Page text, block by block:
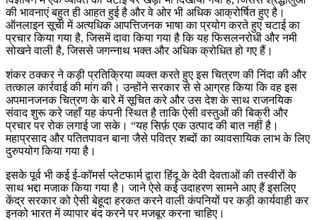
की भावनाएं बहुत ही आहत हुई है और वे ओर भी अधिक आक्रोर्षित हुए है।
ऑनलाइन सूची में अत्यधिक आपत्तिजनक भाषा का प्रयोग करते हुए चटाई का
प्रचार किया गया है, जिसमें दावा किया गया है कि यह फिसलनरोधी और नमी
सोखने वाली है, जिससे जगन्नाथ भक्त और अधिक क्रोधित हो गए हैं।
शंकर ठक्कर ने कड़ी प्रतिक्रिया व्यक्त करते हुए इस चित्रण की निंदा की और
तत्काल कार्रवाई की मांग की। उन्होंने सरकार से से आग्रह किया कि वह इस
अपमानजनक चित्रण के बारे में सूचित करे और उस देश के साथ राजनयिक
संवाद शुरू करे जहाँ यह कंपनी स्थित है ताकि ऐसी वस्तुओं की बिक्री और
प्रचार पर रोक लगाई जा सके। “यह सिर्फ़ एक उत्पाद की बात नहीं है।
महाप्रसाद और पतितपावन बाना जैसे पवित्र शब्दों का व्यावसायिक लाभ के लिए
दुरुपयोग किया गया है।
इसके पूर्व भी कई ई-कॉमर्स प्लेटफार्म द्वारा हिंदू के देवी देवताओं की तस्वीरों के
साथ भद्दा मजाक किया गया है। जाने ऐसे कई उदाहरण सामने आए हैं इसलिए
केंद्र सरकार को ऐसी बेहूदा हरकत करने वाली कंपनियों पर कड़ी कार्यवाही कर
इनको भारत में व्यापार बंद करने पर मजबूर करना चाहिए।